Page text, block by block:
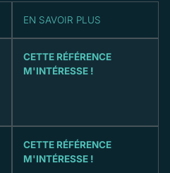
EN SAVOIR PLUS
CETTE RÉFÉRENCE
M'INTÉRESSE !
CETTE RÉFÉRENCE
M'INTÉRESSE !